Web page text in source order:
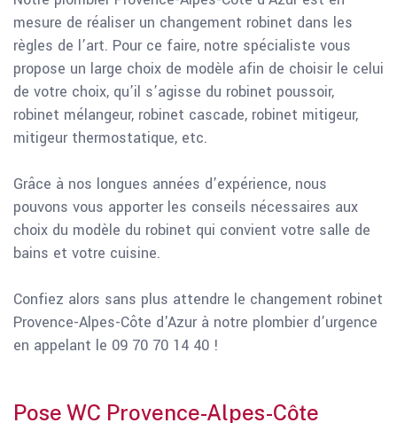
mesure de réaliser un changement robinet dans les
règles de l’art. Pour ce faire, notre spécialiste vous
propose un large choix de modèle afin de choisir le celui
de votre choix, qu’il s’agisse du robinet poussoir,
robinet mélangeur, robinet cascade, robinet mitigeur,
mitigeur thermostatique, etc.
Grâce à nos longues années d’expérience, nous
pouvons vous apporter les conseils nécessaires aux
choix du modèle du robinet qui convient votre salle de
bains et votre cuisine.
Confiez alors sans plus attendre le changement robinet
Provence-Alpes-Côte d'Azur à notre plombier d’urgence
en appelant le 09 70 70 14 40 !
Pose WC Provence-Alpes-Côte